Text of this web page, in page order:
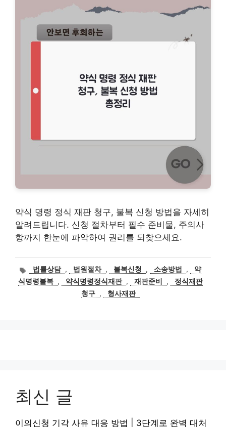
약식 명령 정식 재판 청구, 불복 신청 방법을 자세히
알려드립니다. 신청 절차부터 필수 준비물, 주의사
항까지 한눈에 파악하여 권리를 되찾으세요.
태
그
법률상담 , 법원절차 , 불복신청 , 소송방법 ,
약
식명령불복 , 약식명령정식재판 , 재판준비 ,
정식재판
청구 , 형사재판
최신 글
이의신청 기각 사유 대응 방법 | 3단계로 완벽 대처